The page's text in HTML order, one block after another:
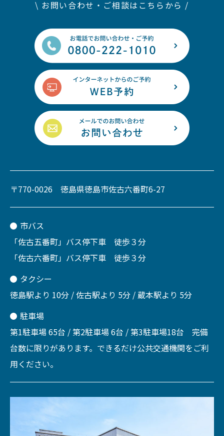
\ お問い合わせ・ご相談はこちらから /
〒770-0026 徳島県徳島市佐古六番町6-27
市バス
「佐古五番町」バス停下車 徒歩３分
「佐古六番町」バス停下車 徒歩３分
タクシー
徳島駅より 10分 / 佐古駅より 5分 / 蔵本駅より 5分
駐車場
第1駐車場 65台 / 第2駐車場 6台 / 第3駐車場18台 完備
台数に限りがあります。できるだけ公共交通機関をご利
用ください。